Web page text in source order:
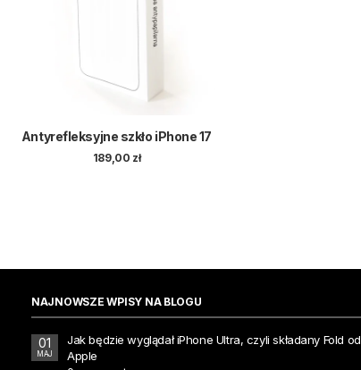
Antyrefleksyjne szkło iPhone 17
189,00 zł
NAJNOWSZE WPISY NA BLOGU
01
MAJ
Jak będzie wyglądał iPhone Ultra, czyli składany Fold od
Apple